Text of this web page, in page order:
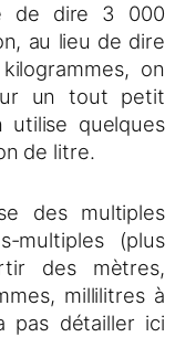
de dire 3 000
au lieu de dire
on
un tout petit
utilise quelques
de litre.
des multiples
multiples (plus
des mètres,
millilitres à
pas détailler ici